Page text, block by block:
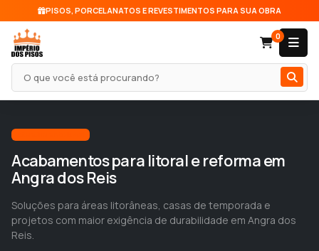
PISOS, PORCELANATOS E REVESTIMENTOS PARA SUA OBRA
Pesquisar produto
0
Acabamentos para litoral e reforma em
Angra dos Reis
Soluções para áreas litorâneas, casas de temporada e
projetos com maior exigência de durabilidade em Angra dos
Reis.